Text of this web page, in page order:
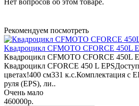
Рекомендуем посмотреть
Квадроцикл CFMOTO CFORCE 450L
Квадроцикл CFMOTO CFORCE 450L
Квадроцикл CFORCE 450 L
цветах!400 см331 к.с.Комплектация с
руля (EPS), ли..
Очень мало
460000р.